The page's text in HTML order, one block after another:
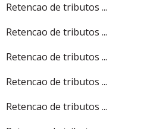
Retencao de tributos ...
Retencao de tributos ...
Retencao de tributos ...
Retencao de tributos ...
Retencao de tributos ...